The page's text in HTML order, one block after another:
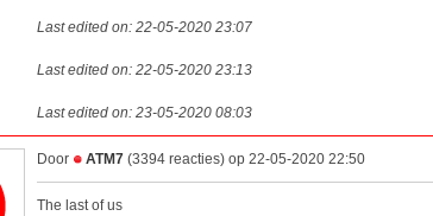
Last edited on: 22-05-2020 23:07
Last edited on: 22-05-2020 23:13
Last edited on: 23-05-2020 08:03
Door ATM7 (3394 reacties) op 22-05-2020 22:50
The last of us